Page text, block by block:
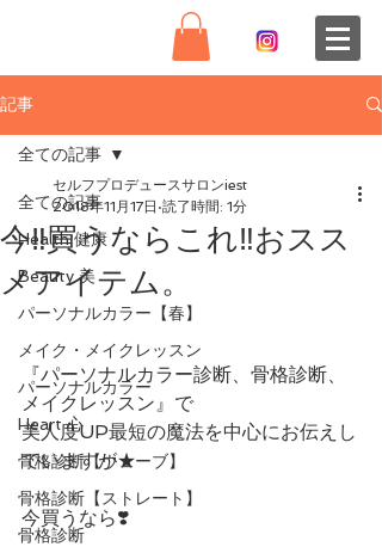
記事
全ての記事
Health 健康
Beauty 美
パーソナルカラー【春】
メイク・メイクレッスン
パーソナルカラー
Heart 心
骨格診断【ウェーブ】
骨格診断【ストレート】
骨格診断
全ての記事
今‼️買うならこれ‼️おスス
メアイテム。
セルフプロデュースサロンiest
2018年11月17日 読了時間: 1分
『パーソナルカラー診断、骨格診断、
メイクレッスン』で
美人度UP最短の魔法を中心にお伝えし
ていますが★
今買うなら❣️